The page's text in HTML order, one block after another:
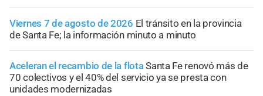
Viernes 7 de agosto de 2026 El tránsito en la provincia
de Santa Fe; la información minuto a minuto
Aceleran el recambio de la flotaSanta Fe renovó más de
70 colectivos y el 40% del servicio ya se presta con
unidades modernizadas